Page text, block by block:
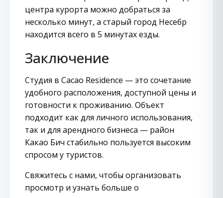
центра курорта можно добраться за
несколько минут, а старый город Несебр
находится всего в 5 минутах езды.
Заключение
Студия в Cacao Residence — это сочетание
удобного расположения, доступной цены и
готовности к проживанию. Объект
подходит как для личного использования,
так и для арендного бизнеса — район
Какао Бич стабильно пользуется высоким
спросом у туристов.
Свяжитесь с нами, чтобы организовать
просмотр и узнать больше о